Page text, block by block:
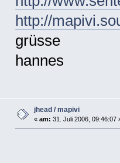
http://
grüsse
hannes
jhead / mapivi
« am: 31. Juli 2006, 09:46:07